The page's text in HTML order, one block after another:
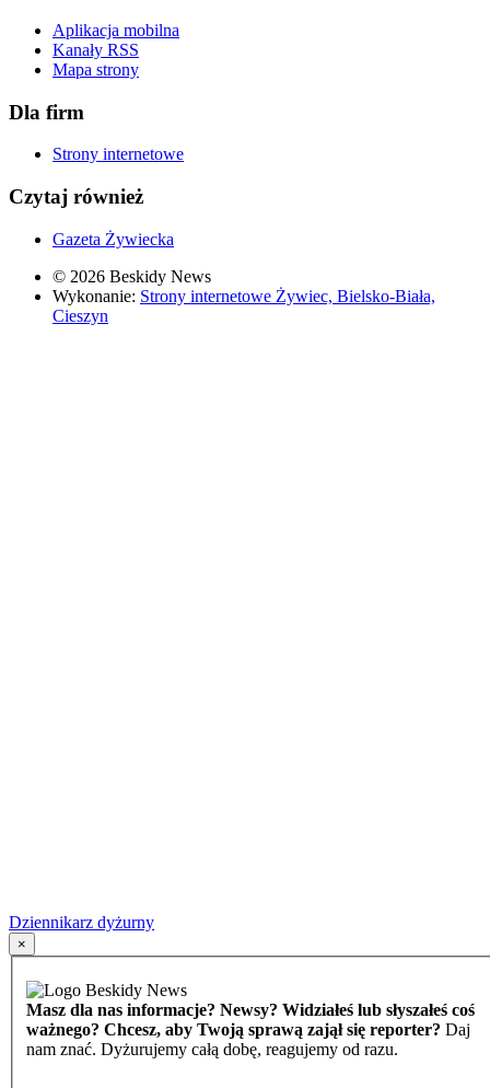
Aplikacja mobilna
Kanały RSS
Mapa strony
Dla firm
Strony internetowe
Czytaj również
Gazeta Żywiecka
© 2026 Beskidy News
Wykonanie: Strony internetowe Żywiec, Bielsko-Biała,
Cieszyn
Dziennikarz dyżurny
×
Masz dla nas informacje? Newsy? Widziałeś lub słyszałeś coś
ważnego? Chcesz, aby Twoją sprawą zajął się reporter? Daj
nam znać. Dyżurujemy całą dobę, reagujemy od razu.